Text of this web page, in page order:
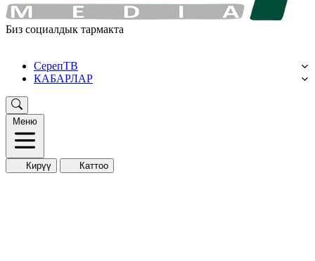
Биз социалдык тармакта
СерепТВ
КАБАРЛАР
Меню
Кирүү Каттоо